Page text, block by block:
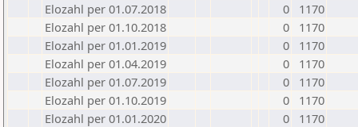
Elozahl per 01.07.2018
0
1170
Elozahl per 01.10.2018
0
1170
Elozahl per 01.01.2019
0
1170
Elozahl per 01.04.2019
0
1170
Elozahl per 01.07.2019
0
1170
Elozahl per 01.10.2019
0
1170
Elozahl per 01.01.2020
0
1170